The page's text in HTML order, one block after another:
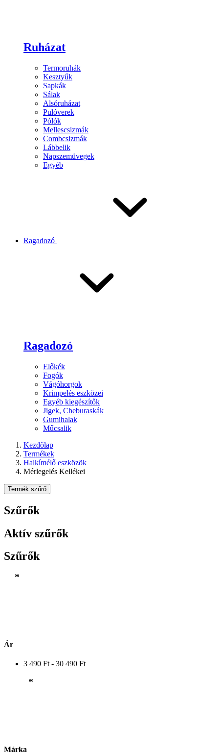
Ruházat
Termoruhák
Kesztyűk
Sapkák
Sálak
Alsóruházat
Pulóverek
Pólók
Mellescsizmák
Combcsizmák
Lábbelik
Napszemüvegek
Egyéb
Ragadozó
Ragadozó
Előkék
Fogók
Vágóhorgok
Krimpelés eszközei
Egyéb kiegészítők
Jigek, Cheburaskák
Gumihalak
Műcsalik
Kezdőlap
Termékek
Halkímélő eszközök
Mérlegelés Kellékei
Termék szűrő
Szűrők
Aktív szűrők
Szűrők
Ár
3 490 Ft - 30 490 Ft
Márka